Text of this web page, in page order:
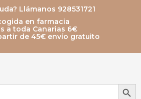
Llámanos 928531721
en farmacia
a toda Canarias 6€
de 45€ envío gratuito
Botón de